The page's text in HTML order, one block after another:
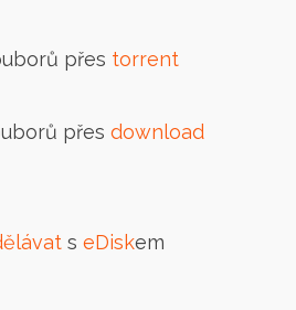
přes torrent
přes download
s eDiskem